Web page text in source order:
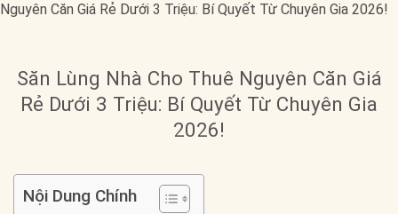
Nguyên Căn Giá Rẻ Dưới 3 Triệu: Bí Quyết Từ Chuyên Gia 2026!
Săn Lùng Nhà Cho Thuê Nguyên Căn Giá
Rẻ Dưới 3 Triệu: Bí Quyết Từ Chuyên Gia
2026!
Nội Dung Chính